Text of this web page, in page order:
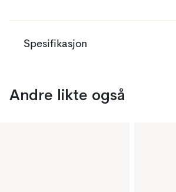
Spesifikasjon
Andre likte også